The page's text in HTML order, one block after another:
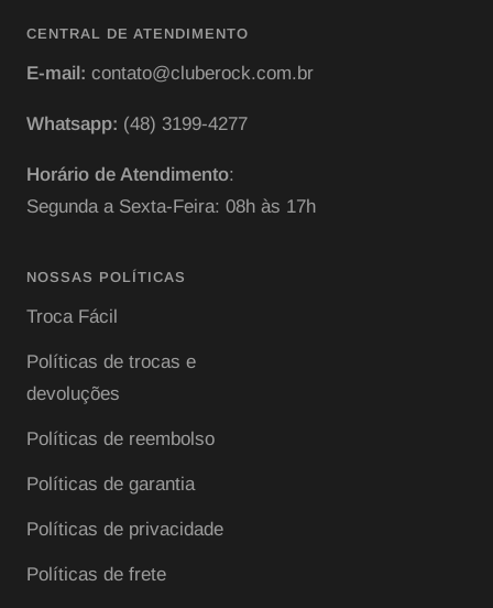
CENTRAL DE ATENDIMENTO
E-mail: contato@cluberock.com.br
Whatsapp: (48) 3199-4277
Horário de Atendimento:
Segunda a Sexta-Feira: 08h às 17h
NOSSAS POLÍTICAS
Troca Fácil
Políticas de trocas e
devoluções
Políticas de reembolso
Políticas de garantia
Políticas de privacidade
Políticas de frete